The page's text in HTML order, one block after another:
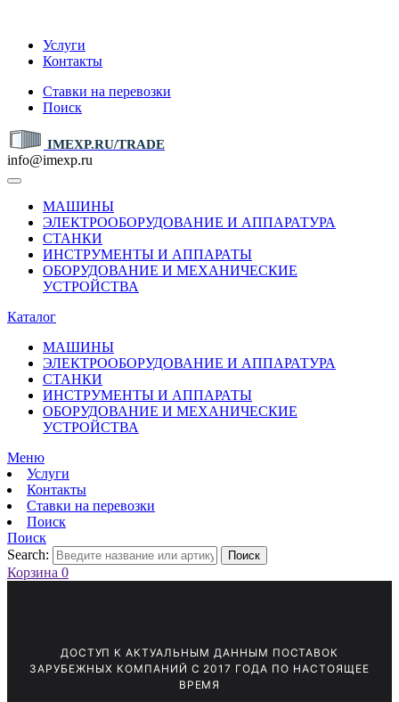
Услуги
Контакты
Ставки на перевозки
Поиск
IMEXP.RU/TRADE
info@imexp.ru
МАШИНЫ
ЭЛЕКТРООБОРУДОВАНИЕ И АППАРАТУРА
СТАНКИ
ИНСТРУМЕНТЫ И АППАРАТЫ
ОБОРУДОВАНИЕ И МЕХАНИЧЕСКИЕ
УСТРОЙСТВА
Каталог
МАШИНЫ
ЭЛЕКТРООБОРУДОВАНИЕ И АППАРАТУРА
СТАНКИ
ИНСТРУМЕНТЫ И АППАРАТЫ
ОБОРУДОВАНИЕ И МЕХАНИЧЕСКИЕ
УСТРОЙСТВА
Меню
Услуги
Контакты
Ставки на перевозки
Поиск
Поиск
Search:
Поиск
Корзина 0
ДОСТУП К АКТУАЛЬНЫМ ДАННЫМ ПОСТАВОК
ЗАРУБЕЖНЫХ КОМПАНИЙ С 2017 ГОДА ПО НАСТОЯЩЕЕ
ВРЕМЯ